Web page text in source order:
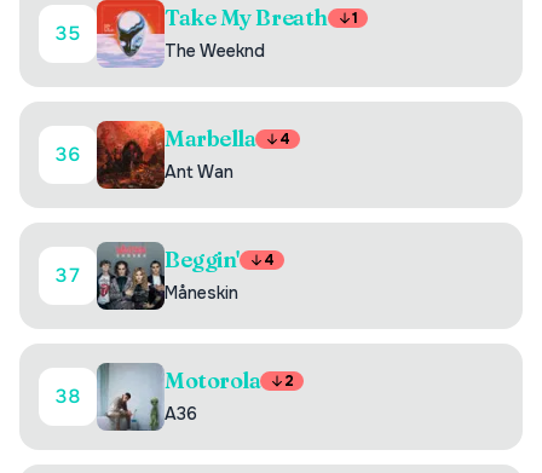
35
Take My Breath 1
The Weeknd
36
Marbella 4
Ant Wan
37
Beggin' 4
Måneskin
38
Motorola 2
A36